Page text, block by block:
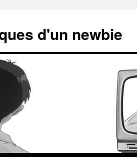
d'un newbie